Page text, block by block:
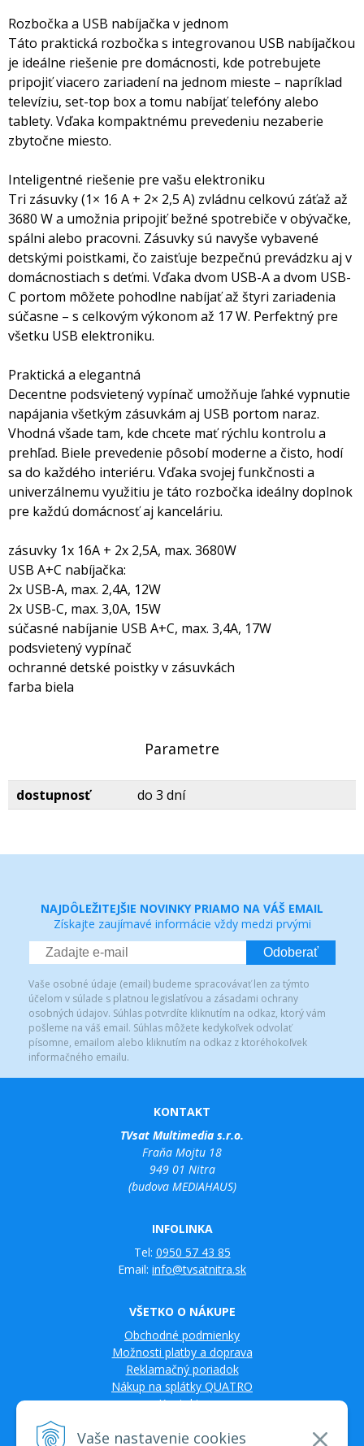
Vaše nastavenie cookies
Rozbočka a USB nabíjačka v jednom
Táto praktická rozbočka s integrovanou USB nabíjačkou
je ideálne riešenie pre domácnosti, kde potrebujete
pripojiť viacero zariadení na jednom mieste – napríklad
televíziu, set-top box a tomu nabíjať telefóny alebo
tablety. Vďaka kompaktnému prevedeniu nezaberie
zbytočne miesto.
Inteligentné riešenie pre vašu elektroniku
Tri zásuvky (1× 16 A + 2× 2,5 A) zvládnu celkovú záťaž až
3680 W a umožnia pripojiť bežné spotrebiče v obývačke,
spálni alebo pracovni. Zásuvky sú navyše vybavené
detskými poistkami, čo zaisťuje bezpečnú prevádzku aj v
domácnostiach s deťmi. Vďaka dvom USB-A a dvom USB-
C portom môžete pohodlne nabíjať až štyri zariadenia
súčasne – s celkovým výkonom až 17 W. Perfektný pre
všetku USB elektroniku.
Praktická a elegantná
Decentne podsvietený vypínač umožňuje ľahké vypnutie
napájania všetkým zásuvkám aj USB portom naraz.
Vhodná všade tam, kde chcete mať rýchlu kontrolu a
prehľad. Biele prevedenie pôsobí moderne a čisto, hodí
sa do každého interiéru. Vďaka svojej funkčnosti a
univerzálnemu využitiu je táto rozbočka ideálny doplnok
pre každú domácnosť aj kanceláriu.
zásuvky 1x 16A + 2x 2,5A, max. 3680W
USB A+C nabíjačka:
2x USB-A, max. 2,4A, 12W
2x USB-C, max. 3,0A, 15W
súčasné nabíjanie USB A+C, max. 3,4A, 17W
podsvietený vypínač
ochranné detské poistky v zásuvkách
farba biela
Parametre
dostupnosť do 3 dní
NAJDÔLEŽITEJŠIE NOVINKY PRIAMO NA VÁŠ EMAIL
Získajte zaujímavé informácie vždy medzi prvými
Odoberať
Vaše osobné údaje (email) budeme spracovávať len za týmto
účelom v súlade s platnou legislatívou a zásadami ochrany
osobných údajov. Súhlas potvrdíte kliknutím na odkaz, ktorý vám
pošleme na váš email. Súhlas môžete kedykoľvek odvolať
písomne, emailom alebo kliknutím na odkaz z ktoréhokoľvek
informačného emailu.
KONTAKT
TVsat Multimedia s.r.o.
Fraňa Mojtu 18
949 01 Nitra
(budova MEDIAHAUS)
INFOLINKA
Tel: 0950 57 43 85
Email: info@tvsatnitra.sk
VŠETKO O NÁKUPE
Obchodné podmienky
Možnosti platby a doprava
Reklamačný poriadok
Nákup na splátky QUATRO
Kontakty